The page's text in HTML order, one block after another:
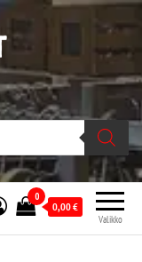
on vaihtoehtomusaan
verkko- sekä
Helsingissä Kallion
sydämessä.
Valikko
0
0,00€